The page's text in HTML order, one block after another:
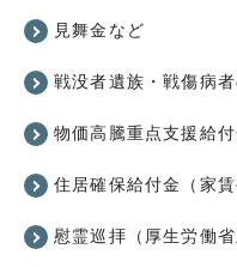
見舞金など
戦没者遺族・戦傷病
物価高騰重点支援給付
住居確保給付金（家
慰霊巡拝（厚生労働